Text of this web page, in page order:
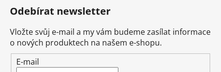
Odebírat newsletter
Vložte svůj e-mail a my vám budeme zasílat informace
o nových produktech na našem e-shopu.
E-mail